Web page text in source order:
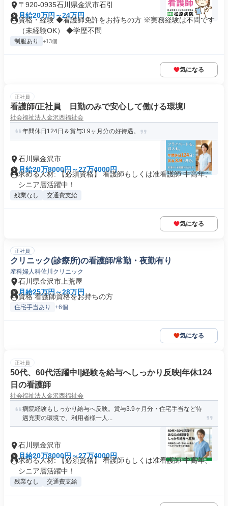
〒920-0935石川県金沢市石引
月給20万円～24万円
資格・経験 ◆看護師免許をお持ちの方 ※実務経験は不問です
（未経験OK） ◆学歴不問
制服あり +13個
気になる
正社員
看護師/正社員 日勤のみで安心して働ける環境!
社会福祉法人金沢西福祉会
年間休日124日＆賞与3.9ヶ月分の好待遇。
石川県金沢市
月給20万8000円～27万4000円
求める人材: 【必須資格】 看護師もしくは准看護師 中高年、
シニア層活躍中！
残業なし 交通費支給
気になる
正社員
クリニック(診療所)の看護師/常勤・夜勤有り
産科婦人科佐川クリニック
石川県金沢市上荒屋
月給25万円～28万円
資格 看護師資格をお持ちの方
住宅手当あり +6個
気になる
正社員
50代、60代活躍中!|経験を給与へしっかり反映|年休124
日の看護師
社会福祉法人金沢西福祉会
病院経験もしっかり給与へ反映。賞与3.9ヶ月分・住宅手当など待
遇充実の環境で、利用者様一人...
石川県金沢市
月給20万8000円～27万4000円
求める人材: 【必須資格】 看護師もしくは准看護師 中高年、
シニア層活躍中！
残業なし 交通費支給